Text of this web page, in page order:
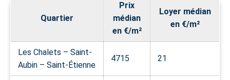
Quartier
Prix
médian
en €/m²
Loyer médian
en €/m²
Les Chalets – Saint-
Aubin – Saint-Étienne
4715 21